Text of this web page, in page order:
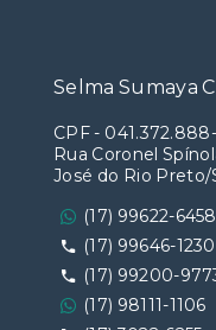
Selma Sumaya
CPF-
Rua Coronel
José do Rio Preto/
(17) 99622-6458
(17) 99646-1230
(17) 99200-
(17) 98111-1106